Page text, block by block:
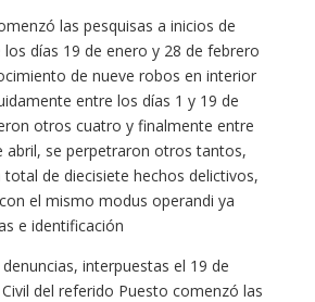
las pesquisas a inicios de
días 19 de enero y 28 de febrero
de nueve robos en interior
entre los días 1 y 19 de
otros cuatro y finalmente entre
abril, se perpetraron otros tantos,
total de diecisiete hechos delictivos,
el mismo modus operandi ya
e identificación
interpuestas el 19 de
del referido Puesto comenzó las